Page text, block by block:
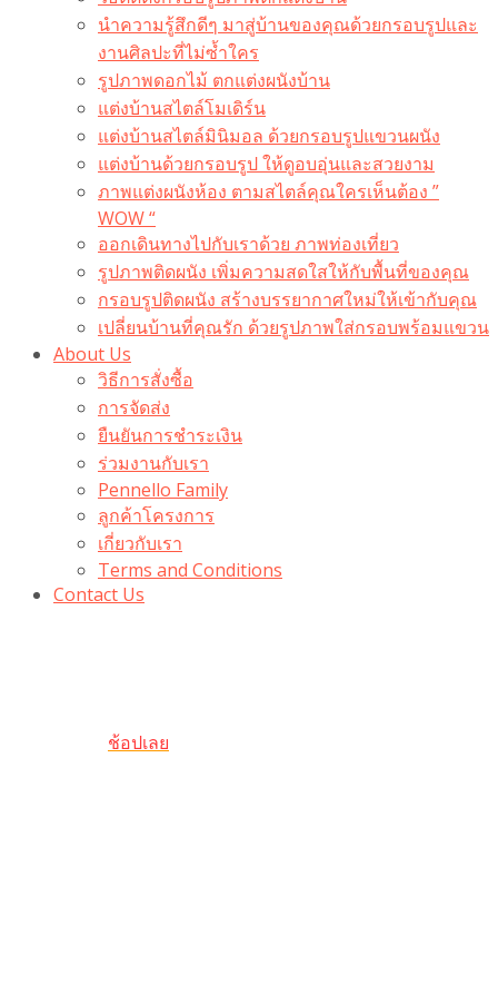
นำความรู้สึกดีๆ มาสู่บ้านของคุณด้วยกรอบรูปและ
งานศิลปะที่ไม่ซ้ำใคร
รูปภาพดอกไม้ ตกแต่งผนังบ้าน
แต่งบ้านสไตล์โมเดิร์น
แต่งบ้านสไตล์มินิมอล ด้วยกรอบรูปแขวนผนัง
แต่งบ้านด้วยกรอบรูป ให้ดูอบอุ่นและสวยงาม
ภาพแต่งผนังห้อง ตามสไตล์คุณใครเห็นต้อง ”
WOW “
ออกเดินทางไปกับเราด้วย ภาพท่องเที่ยว
รูปภาพติดผนัง เพิ่มความสดใสให้กับพื้นที่ของคุณ
กรอบรูปติดผนัง สร้างบรรยากาศใหม่ให้เข้ากับคุณ
เปลี่ยนบ้านที่คุณรัก ด้วยรูปภาพใส่กรอบพร้อมแขวน​
About Us
วิธีการสั่งซื้อ
การจัดส่ง
ยืนยันการชำระเงิน
ร่วมงานกับเรา
Pennello Family
ลูกค้าโครงการ
เกี่ยวกับเรา
Terms and Conditions
Contact Us
ช้อปเลย